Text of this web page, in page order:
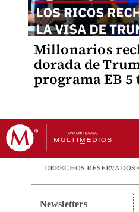
Millonarios
dorada de
programa EB
DERECHOS
Newsletters